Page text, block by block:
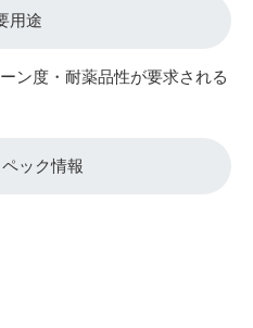
用途
ン度・耐薬品性が要求される
ック情報